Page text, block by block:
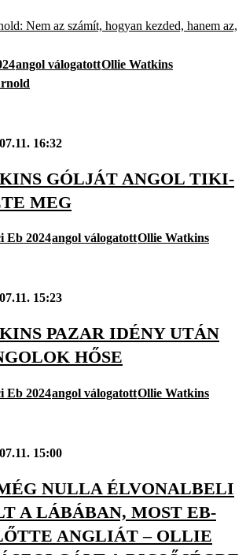
Nem az számít, hogyan kezded, hanem az,
angol válogatottOllie Watkins
16:32
GÓLJÁT ANGOL TIKI-
MEG
Eb 2024angol válogatottOllie Watkins
15:23
PAZAR IDÉNY UTÁN
HŐSE
Eb 2024angol válogatottOllie Watkins
15:00
NULLA ÉLVONALBELI
A LÁBÁBAN, MOST EB-
ANGLIÁT – OLLIE